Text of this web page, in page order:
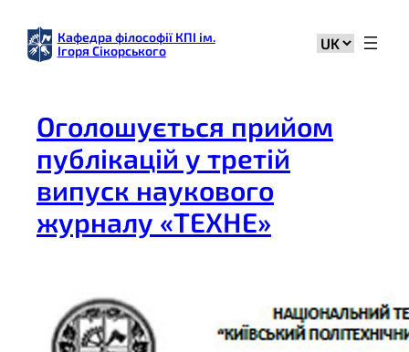
вмісту
Кафедра філософії КПІ ім.
Ігоря Сікорського
Вибрати
Оголошується прийом
публікацій у третій
випуск наукового
журналу «ТЕХНЕ»